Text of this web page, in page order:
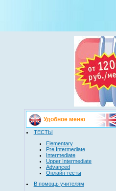
Удобное меню
ТЕСТЫ
Elementary
Pre Intermediate
Intermediate
Upper Intermediate
Advanced
Онлайн тесты
В помощь учителям